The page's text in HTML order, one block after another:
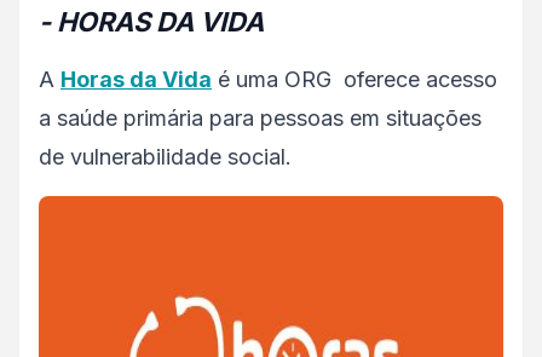
- HORAS DA VIDA
A Horas da Vida é uma ORG oferece acesso
a saúde primária para pessoas em situações
de vulnerabilidade social.